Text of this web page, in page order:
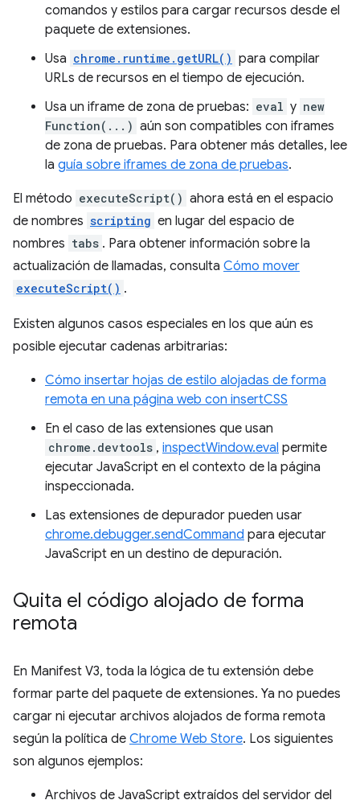
comandos y estilos para cargar recursos desde el
paquete de extensiones.
Usa chrome.runtime.getURL() para compilar
URLs de recursos en el tiempo de ejecución.
Usa un iframe de zona de pruebas: eval y new
Function(...) aún son compatibles con iframes
de zona de pruebas. Para obtener más detalles, lee
la guía sobre iframes de zona de pruebas.
El método executeScript() ahora está en el espacio
de nombres scripting en lugar del espacio de
nombres tabs . Para obtener información sobre la
actualización de llamadas, consulta Cómo mover
executeScript() .
Existen algunos casos especiales en los que aún es
posible ejecutar cadenas arbitrarias:
Cómo insertar hojas de estilo alojadas de forma
remota en una página web con insertCSS
En el caso de las extensiones que usan
chrome.devtools , inspectWindow.eval permite
ejecutar JavaScript en el contexto de la página
inspeccionada.
Las extensiones de depurador pueden usar
chrome.debugger.sendCommand para ejecutar
JavaScript en un destino de depuración.
Quita el código alojado de forma
remota
En Manifest V3, toda la lógica de tu extensión debe
formar parte del paquete de extensiones. Ya no puedes
cargar ni ejecutar archivos alojados de forma remota
según la política de Chrome Web Store. Los siguientes
son algunos ejemplos:
Archivos de JavaScript extraídos del servidor del